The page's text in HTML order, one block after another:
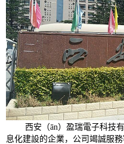
西安（ān）盈瑞電子科技有
息化建設的企業，公司竭誠服